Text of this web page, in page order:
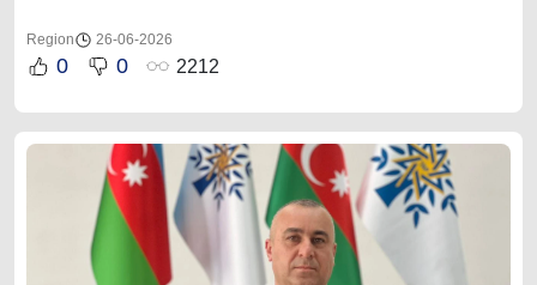
Region 26-06-2026
0 0 2212